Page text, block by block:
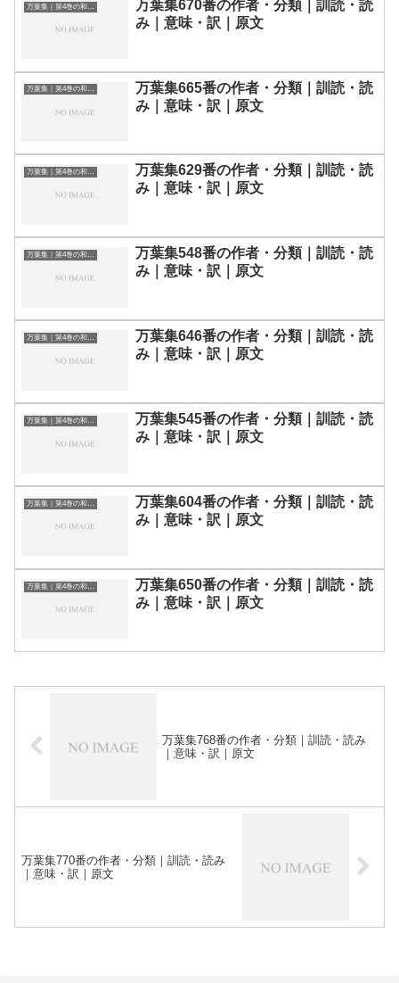
万葉集｜第4巻の和歌一覧
万葉集670番の作者・分類｜訓読・読
み｜意味・訳｜原文
万葉集｜第4巻の和歌一覧
万葉集665番の作者・分類｜訓読・読
み｜意味・訳｜原文
万葉集｜第4巻の和歌一覧
万葉集629番の作者・分類｜訓読・読
み｜意味・訳｜原文
万葉集｜第4巻の和歌一覧
万葉集548番の作者・分類｜訓読・読
み｜意味・訳｜原文
万葉集｜第4巻の和歌一覧
万葉集646番の作者・分類｜訓読・読
み｜意味・訳｜原文
万葉集｜第4巻の和歌一覧
万葉集545番の作者・分類｜訓読・読
み｜意味・訳｜原文
万葉集｜第4巻の和歌一覧
万葉集604番の作者・分類｜訓読・読
み｜意味・訳｜原文
万葉集650番の作者・分類｜訓読・読
み｜意味・訳｜原文
万葉集768番の作者・分類｜訓読・読み
｜意味・訳｜原文
万葉集770番の作者・分類｜訓読・読み
｜意味・訳｜原文